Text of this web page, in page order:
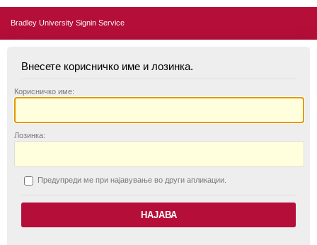
Bradley University Signin Service
Внесете корисничко име и лозинка.
Корисничко име:
Лозинка:
Предупреди ме при најавување во други апликации.